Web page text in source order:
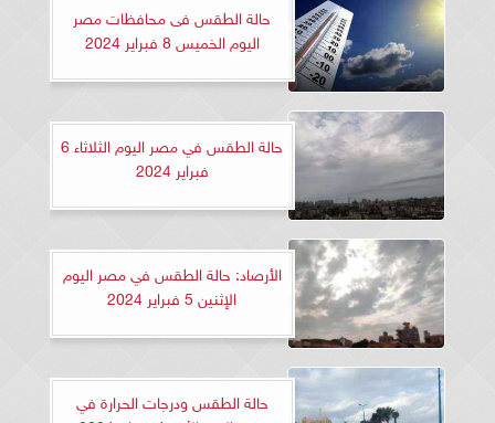
حالة الطقس فى محافظات مصر
اليوم الخميس 8 فبراير 2024
حالة الطقس في مصر اليوم الثلاثاء 6
فبراير 2024
الأرصاد: حالة الطقس في مصر اليوم
الإثنين 5 فبراير 2024
حالة الطقس ودرجات الحرارة في